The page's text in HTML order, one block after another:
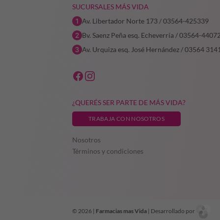
SUCURSALES MÁS VIDA
Av. Libertador Norte 173 / 03564-425339
Bv. Saenz Peña esq. Echeverría / 03564-
Av. Urquiza esq. José Hernández / 03564
¿QUERÉS SER PARTE DE MÁS VIDA?
TRABAJA CON NOSOTROS
Nosotros
Términos y condiciones
© 2026 | Farmacias mas Vida | Desarrollado por